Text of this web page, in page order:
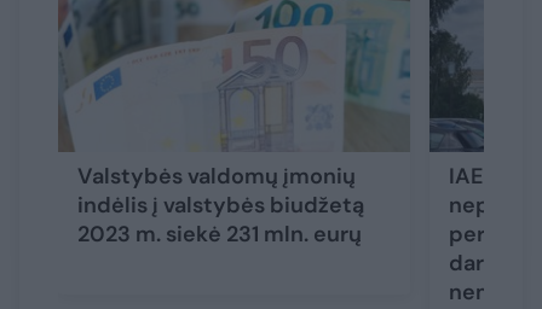
Valstybės valdomų įmonių
indėlis į valstybės biudžetą
2023 m. siekė 231 mln. eurų
IAE
nemažės